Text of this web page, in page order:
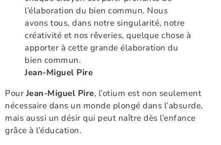
l’élaboration du bien commun. Nous
avons tous, dans notre singularité, notre
créativité et nos rêveries, quelque chose à
apporter à cette grande élaboration du
bien commun.
Jean-Miguel Pire
Pour Jean-Miguel Pire, l’otium est non seulement
nécessaire dans un monde plongé dans l’absurde,
mais aussi un désir qui peut naître dès l’enfance
grâce à l’éducation.